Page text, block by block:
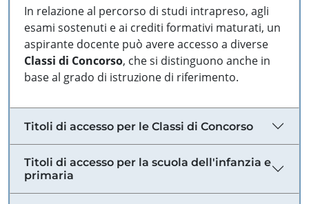
In relazione al percorso di studi intrapreso, agli
esami sostenuti e ai crediti formativi maturati, un
aspirante docente può avere accesso a diverse
Classi di Concorso, che si distinguono anche in
base al grado di istruzione di riferimento.
Titoli di accesso per le Classi di Concorso
Titoli di accesso per la scuola dell'infanzia e
primaria